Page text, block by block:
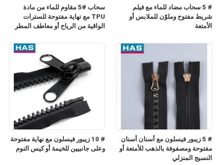
سحاب #5 مقاوم للماء من مادة
TPU مع نهاية مفتوحة للسترات
الواقية من الرياح أو معاطف المطر
# 5 سحاب مضاد للماء مع فيلم
شريط مفتوح وملوّن للملابس أو
الأمتعة
# 10 زيبور فيسلون مع نهاية مفتوحة
وعلى جانبيين للخيمة أو كيس النوم
# 5 زيبور فيسلون مع أسنان أسنان
مفتوحة ومصفوفة بالذهب للأمتعة أو
النسيج المنزلي